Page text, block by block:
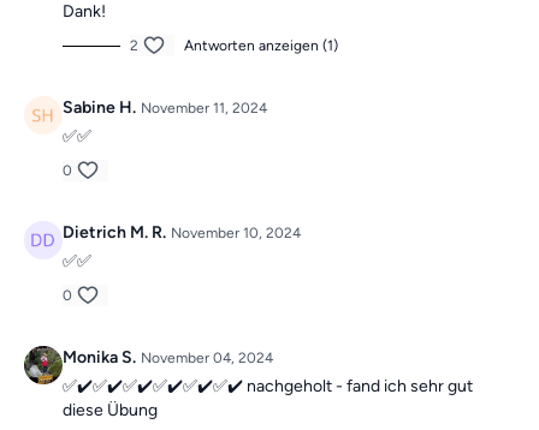
Dank!
2 Antworten anzeigen (1)
Sabine H. November 11, 2024
✅✅
0
Dietrich M. R. November 10, 2024
✅✅
0
Monika S. November 04, 2024
✅️✔️✅️✔️✅️✔️✅️✔️✅️✔️✅️✔️ nachgeholt - fand ich sehr gut
diese Übung